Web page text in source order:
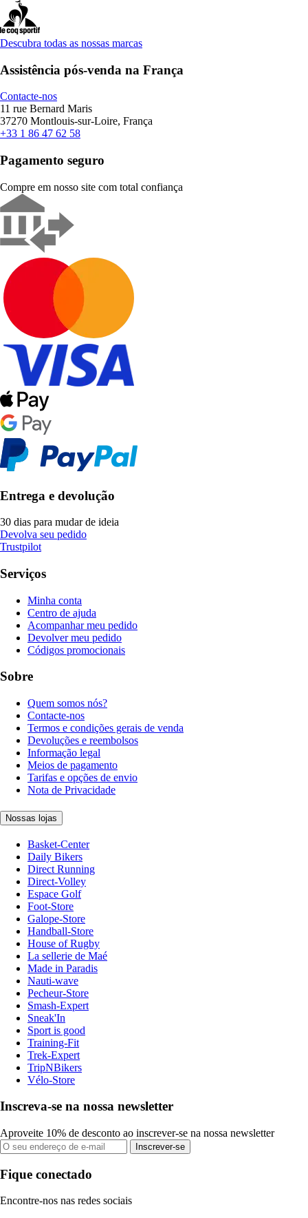
Descubra todas as nossas marcas
Assistência pós-venda na França
Contacte-nos
11 rue Bernard Maris
37270 Montlouis-sur-Loire, França
+33 1 86 47 62 58
Pagamento seguro
Compre em nosso site com total confiança
Entrega e devolução
30 dias para mudar de ideia
Devolva seu pedido
Trustpilot
Serviços
Minha conta
Centro de ajuda
Acompanhar meu pedido
Devolver meu pedido
Códigos promocionais
Sobre
Quem somos nós?
Contacte-nos
Termos e condições gerais de venda
Devoluções e reembolsos
Informação legal
Meios de pagamento
Tarifas e opções de envio
Nota de Privacidade
Nossas lojas
Basket-Center
Daily Bikers
Direct Running
Direct-Volley
Espace Golf
Foot-Store
Galope-Store
Handball-Store
House of Rugby
La sellerie de Maé
Made in Paradis
Nauti-wave
Pecheur-Store
Smash-Expert
Sneak'In
Sport is good
Training-Fit
Trek-Expert
TripNBikers
Vélo-Store
Inscreva-se na nossa newsletter
Aproveite 10% de desconto ao inscrever-se na nossa newsletter
Inscrever-se
Fique conectado
Encontre-nos nas redes sociais